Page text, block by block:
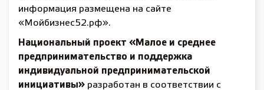
информация размещена на сайте
«Мойбизнес52.рф».
Национальный проект «Малое и среднее
предпринимательство и поддержка
индивидуальной предпринимательской
инициативы» разработан в соответствии с